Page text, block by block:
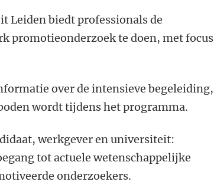
Leiden biedt professionals de
promotieonderzoek te doen, met focus
over de intensieve begeleiding,
wordt tijdens het programma.
werkgever en universiteit:
tot actuele wetenschappelijke
onderzoekers.